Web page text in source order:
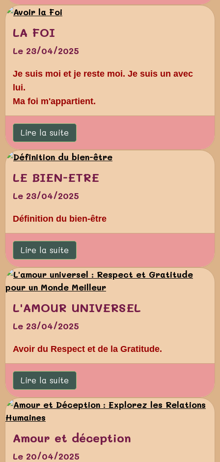
LA FOI
Le 23/04/2025
Je suis moi et je reste moi. Je suis un avec
lui.
Ma foi m'appartient.
Lire la suite
LE BIEN-ETRE
Le 23/04/2025
Définition du bien-être
Lire la suite
L'AMOUR UNIVERSEL
Le 23/04/2025
Avoir du Respect et de la Gratitude.
Lire la suite
Amour et déception
Le 20/04/2025